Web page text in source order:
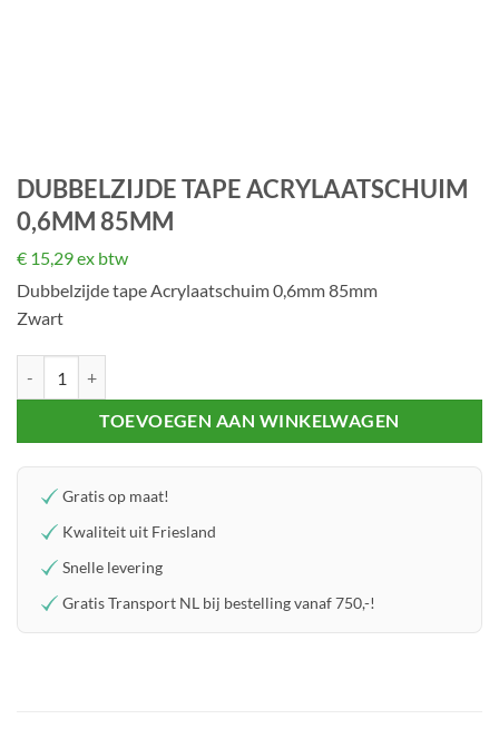
DUBBELZIJDE TAPE ACRYLAATSCHUIM
0,6MM 85MM
€ 15,29ex btw
Dubbelzijde tape Acrylaatschuim 0,6mm 85mm
Zwart
TOEVOEGEN AAN WINKELWAGEN
Gratis op maat!
Kwaliteit uit Friesland
Snelle levering
Gratis Transport NL bij bestelling vanaf 750,-!